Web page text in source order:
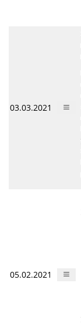
03.03.2021
05.02.2021